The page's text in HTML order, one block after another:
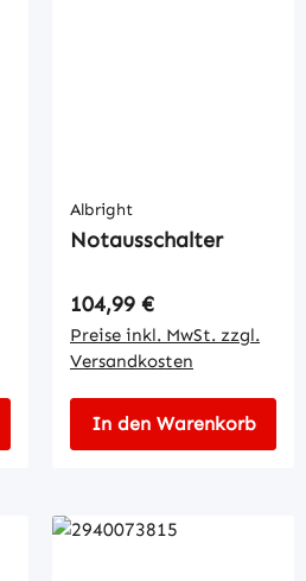
Albright
Notausschalter
Regulärer Preis:
104,99 €
Preise inkl. MwSt. zzgl.
Versandkosten
In den Warenkorb